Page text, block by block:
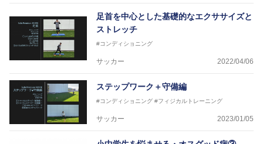
足首を中心とした基礎的なエクササイズと
ストレッチ
#コンディショニング
サッカー 2022/04/06
ステップワーク＋守備編
#コンディショニング #フィジカルトレーニング
サッカー 2023/01/05